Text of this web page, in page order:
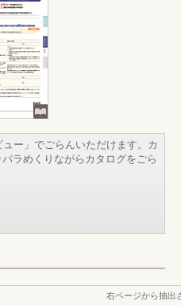
ー」でごらんいただけます。カ
ラめくりながらカタログをごら
右ページから抽出